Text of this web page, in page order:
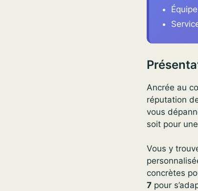
Ancrée au
réputation
vous
soit pour
Vous y
concrètes
7 pour